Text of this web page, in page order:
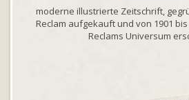
moderne illustrierte Zeitschrift,
Reclam aufgekauft und von 1901
Reclams Universum